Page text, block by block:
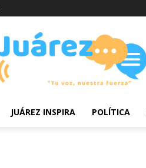
JUÁREZ INSPIRA POLÍTICA